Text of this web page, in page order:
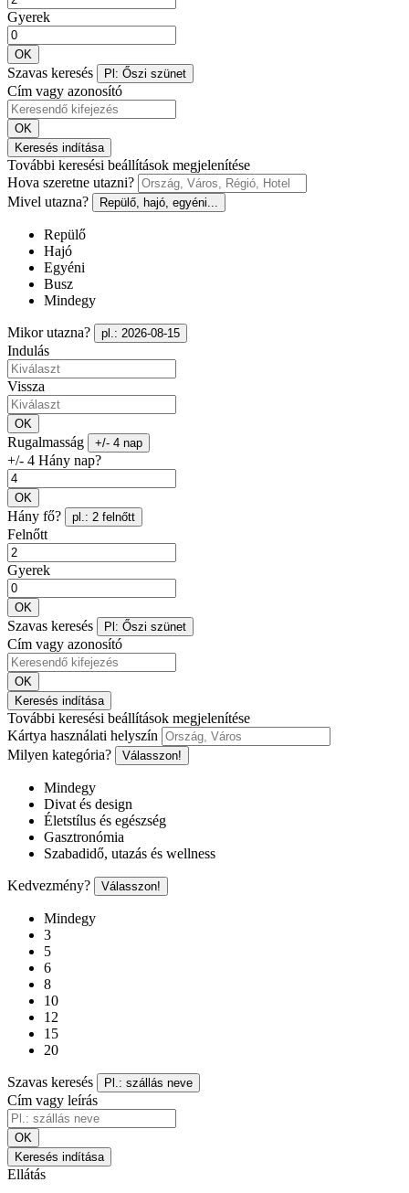
Gyerek
OK
Szavas keresés Pl: Őszi szünet
Cím vagy azonosító
OK
Keresés indítása
További keresési beállítások megjelenítése
Hova szeretne utazni?
Mivel utazna?
Repülő, hajó, egyéni...
Repülő
Hajó
Egyéni
Busz
Mindegy
Mikor utazna? pl.: 2026-08-15
Indulás
Vissza
OK
Rugalmasság +/- 4 nap
+/- 4 Hány nap?
OK
Hány fő? pl.: 2 felnőtt
Felnőtt
Gyerek
OK
Szavas keresés Pl: Őszi szünet
Cím vagy azonosító
OK
Keresés indítása
További keresési beállítások megjelenítése
Kártya használati helyszín
Milyen kategória?
Válasszon!
Mindegy
Divat és design
Életstílus és egészség
Gasztronómia
Szabadidő, utazás és wellness
Kedvezmény? Válasszon!
Mindegy
3
5
6
8
10
12
15
20
Szavas keresés Pl.: szállás neve
Cím vagy leírás
OK
Keresés indítása
Ellátás